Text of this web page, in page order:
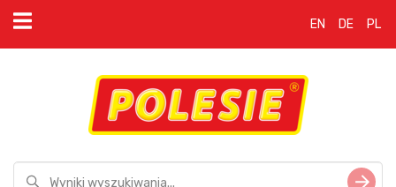
EN DE PL